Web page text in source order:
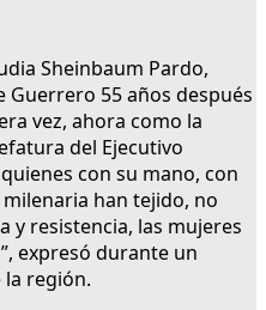
Sheinbaum Pardo,
55 años después
vez, ahora como la
del Ejecutivo
con su mano, con
han tejido, no
y resistencia, las mujeres
expresó durante un
región.